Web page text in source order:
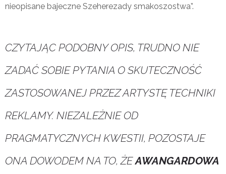
nieopisane bajeczne Szeherezady smakoszostwa”.
CZYTAJĄC PODOBNY OPIS, TRUDNO NIE
ZADAĆ SOBIE PYTANIA O SKUTECZNOŚĆ
ZASTOSOWANEJ PRZEZ ARTYSTĘ TECHNIKI
REKLAMY. NIEZALEŻNIE OD
PRAGMATYCZNYCH KWESTII, POZOSTAJE
ONA DOWODEM NA TO, ŻEAWANGARDOWA